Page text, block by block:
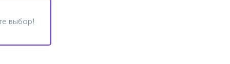
выбор!